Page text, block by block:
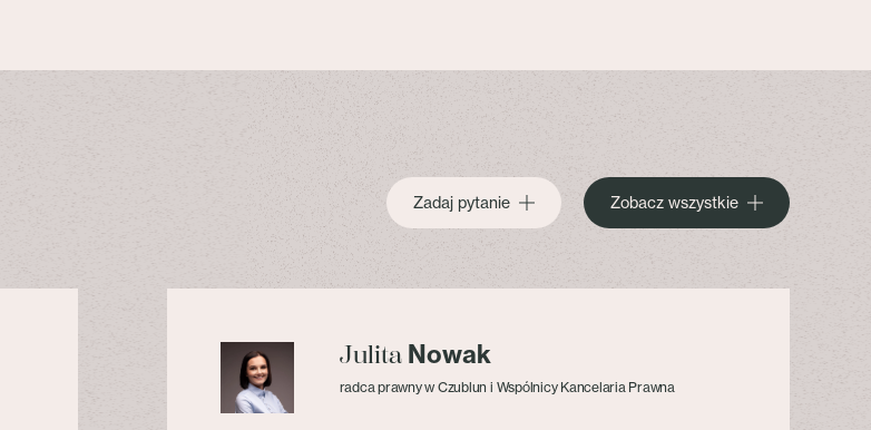
Zadaj pytanie Zobacz wszystkie
Julita Nowak
radca prawny w Czublun i Wspólnicy Kancelaria Prawna